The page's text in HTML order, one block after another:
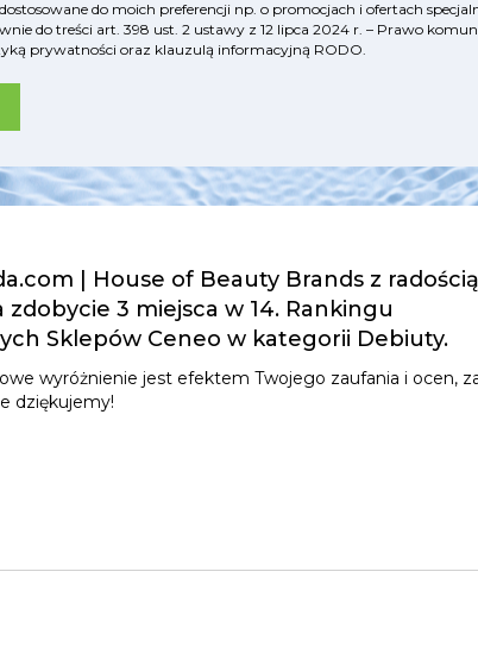
do moich preferencji np. o promocjach i ofertach
do treści art. 398 ust. 2 ustawy z 12 lipca 2024 r. – Prawo
prywatności oraz klauzulą informacyjną RODO.
| House of Beauty Brands z radością
zdobycie 3 miejsca w 14. Rankingu
Sklepów Ceneo w kategorii Debiuty.
wyróżnienie jest efektem Twojego zaufania i ocen,
dziękujemy!